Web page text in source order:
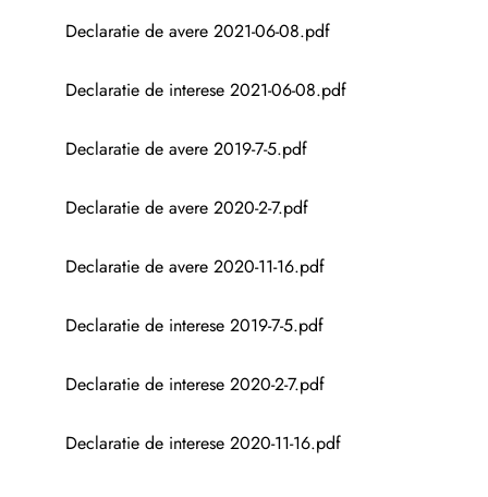
Declaratie de avere 2021-06-08.pdf
Declaratie de interese 2021-06-08.pdf
Declaratie de avere 2019-7-5.pdf
Declaratie de avere 2020-2-7.pdf
Declaratie de avere 2020-11-16.pdf
Declaratie de interese 2019-7-5.pdf
Declaratie de interese 2020-2-7.pdf
Declaratie de interese 2020-11-16.pdf